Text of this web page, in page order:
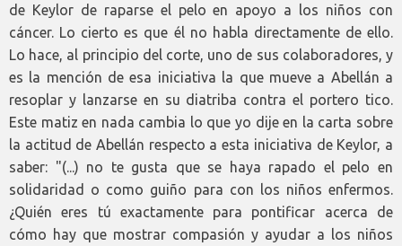
de Keylor de raparse el pelo en apoyo a los niños con
cáncer. Lo cierto es que él no habla directamente de ello.
Lo hace, al principio del corte, uno de sus colaboradores, y
es la mención de esa iniciativa la que mueve a Abellán a
resoplar y lanzarse en su diatriba contra el portero tico.
Este matiz en nada cambia lo que yo dije en la carta sobre
la actitud de Abellán respecto a esta iniciativa de Keylor, a
saber: "(...) no te gusta que se haya rapado el pelo en
solidaridad o como guiño para con los niños enfermos.
¿Quién eres tú exactamente para pontificar acerca de
cómo hay que mostrar compasión y ayudar a los niños